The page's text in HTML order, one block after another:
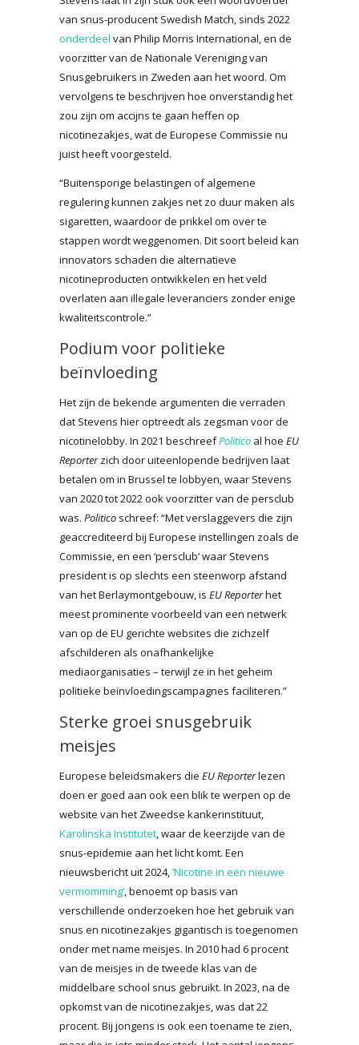
van snus-producent Swedish Match, sinds 2022
onderdeel van Philip Morris International, en de
voorzitter van de Nationale Vereniging van
Snusgebruikers in Zweden aan het woord. Om
vervolgens te beschrijven hoe onverstandig het
zou zijn om accijns te gaan heffen op
nicotinezakjes, wat de Europese Commissie nu
juist heeft voorgesteld.
“Buitensporige belastingen of algemene
regulering kunnen zakjes net zo duur maken als
sigaretten, waardoor de prikkel om over te
stappen wordt weggenomen. Dit soort beleid kan
innovators schaden die alternatieve
nicotineproducten ontwikkelen en het veld
overlaten aan illegale leveranciers zonder enige
kwaliteitscontrole.”
Podium voor politieke
beïnvloeding
Het zijn de bekende argumenten die verraden
dat Stevens hier optreedt als zegsman voor de
nicotinelobby. In 2021 beschreefPolitico al hoe EU
Reporterzich door uiteenlopende bedrijven laat
betalen om in Brussel te lobbyen, waar Stevens
van 2020 tot 2022 ook voorzitter van de persclub
was. Politico schreef: “Met verslaggevers die zijn
geaccrediteerd bij Europese instellingen zoals de
Commissie, en een ‘persclub’ waar Stevens
president is op slechts een steenworp afstand
van het Berlaymontgebouw, is EU Reporterhet
meest prominente voorbeeld van een netwerk
van op de EU gerichte websites die zichzelf
afschilderen als onafhankelijke
mediaorganisaties – terwijl ze in het geheim
politieke beïnvloedingscampagnes faciliteren.”
Sterke groei snusgebruik
meisjes
Europese beleidsmakers die EU Reporterlezen
doen er goed aan ook een blik te werpen op de
website van het Zweedse kankerinstituut,
Karolinska Institutet, waar de keerzijde van de
snus-epidemie aan het licht komt. Een
nieuwsbericht uit 2024,‘Nicotine in een nieuwe
vermomming’, benoemt op basis van
verschillende onderzoeken hoe het gebruik van
snus en nicotinezakjes gigantisch is toegenomen
onder met name meisjes. In 2010 had 6 procent
van de meisjes in de tweede klas van de
middelbare school snus gebruikt. In 2023, na de
opkomst van de nicotinezakjes, was dat 22
procent. Bij jongens is ook een toename te zien,